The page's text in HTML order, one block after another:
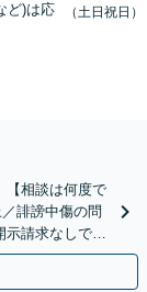
ど)は応
（土日祝日）
【相談は何度で
誹謗中傷の問
示請求なしで本